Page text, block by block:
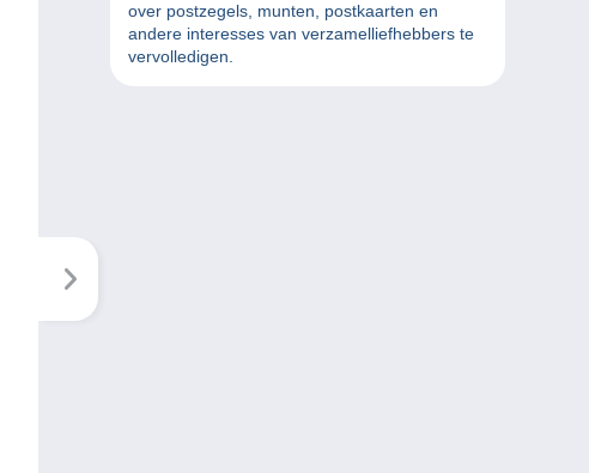
over postzegels, munten, postkaarten en
andere interesses van verzamelliefhebbers te
vervolledigen.